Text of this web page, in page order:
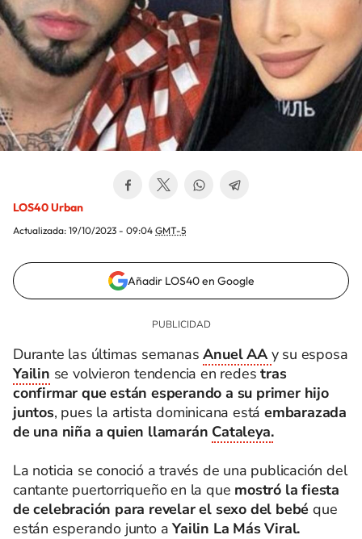
LOS40 Urban
Actualizada: 19/10/2023 - 09:04 GMT-5
Añadir LOS40 en Google
Durante las últimas semanasAnuel AA y su esposa
Yailin se volvieron tendencia en redestras
confirmar que están esperando a su primer hijo
juntos, pues la artista dominicana estáembarazada
de una niña a quien llamarán Cataleya.
La noticia se conoció a través de una publicación del
cantante puertorriqueño en la que mostró la fiesta
de celebración para revelar el sexo del bebé que
están esperando junto aYailin La Más Viral.